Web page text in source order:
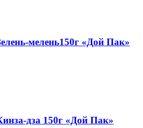
мелень150г «Дой Пак»
дза 150г «Дой Пак»